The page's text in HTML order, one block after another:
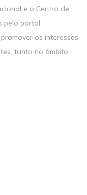
e o Centro de
pelo portal
os interesses
tanto no âmbito